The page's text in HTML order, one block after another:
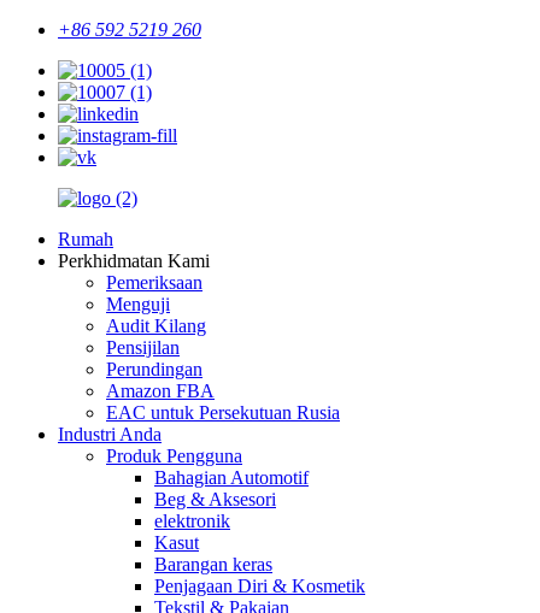
+86 592 5219 260
Rumah
Perkhidmatan Kami
Pemeriksaan
Menguji
Audit Kilang
Pensijilan
Perundingan
Amazon FBA
EAC untuk Persekutuan Rusia
Industri Anda
Produk Pengguna
Bahagian Automotif
Beg & Aksesori
elektronik
Kasut
Barangan keras
Penjagaan Diri & Kosmetik
Tekstil & Pakaian